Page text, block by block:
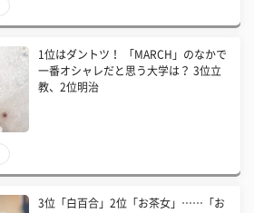
1位はダントツ！ 「MARCH」のなかで
一番オシャレだと思う大学は？ 3位立
教、2位明治
3位「白百合」2位「お茶女」……「お